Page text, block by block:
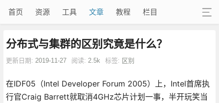
首页 资源 工具 文章 教程 栏目
分布式与集群的区别究竟是什么？
更新日期: 2019-11-27 阅读: 2.5k 标签: 区别
在IDF05（Intel Developer Forum 2005）上，Intel首席执
行官Craig Barrett就取消4GHz芯片计划一事，半开玩笑当